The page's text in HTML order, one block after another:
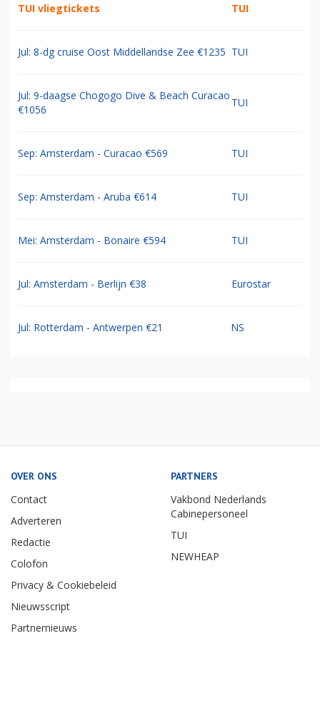
TUI vliegtickets TUI
Jul: 8-dg cruise Oost Middellandse Zee €1235 TUI
Jul: 9-daagse Chogogo Dive & Beach Curacao
€1056
TUI
Sep: Amsterdam - Curacao €569 TUI
Sep: Amsterdam - Aruba €614 TUI
Mei: Amsterdam - Bonaire €594 TUI
Jul: Amsterdam - Berlijn €38 Eurostar
Jul: Rotterdam - Antwerpen €21 NS
OVER ONS
Contact
Adverteren
Redactie
Colofon
Privacy & Cookiebeleid
Nieuwsscript
Partnernieuws
PARTNERS
Vakbond Nederlands
Cabinepersoneel
TUI
NEWHEAP